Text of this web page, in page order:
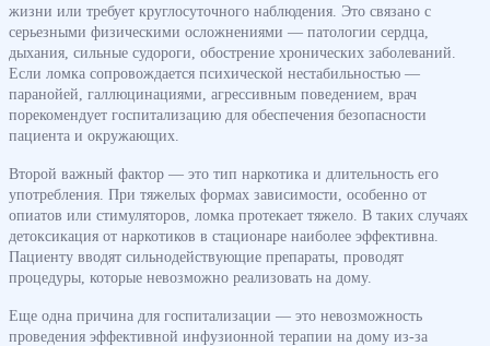
жизни или требует круглосуточного наблюдения. Это связано с
серьезными физическими осложнениями — патологии сердца,
дыхания, сильные судороги, обострение хронических заболеваний.
Если ломка сопровождается психической нестабильностью —
паранойей, галлюцинациями, агрессивным поведением, врач
порекомендует госпитализацию для обеспечения безопасности
пациента и окружающих.
Второй важный фактор — это тип наркотика и длительность его
употребления. При тяжелых формах зависимости, особенно от
опиатов или стимуляторов, ломка протекает тяжело. В таких случаях
детоксикация от наркотиков в стационаре наиболее эффективна.
Пациенту вводят сильнодействующие препараты, проводят
процедуры, которые невозможно реализовать на дому.
Еще одна причина для госпитализации — это невозможность
проведения эффективной инфузионной терапии на дому из-за